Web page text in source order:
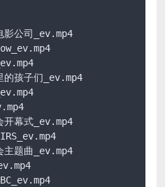
影公司_ev.mp4
.mp4
.mp4
的孩子们_ev.mp4
.mp4
.mp4
开幕式_ev.mp4
.mp4
主题曲_ev.mp4
.mp4
.mp4